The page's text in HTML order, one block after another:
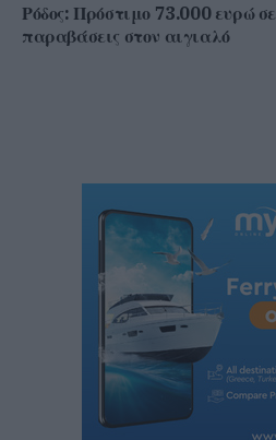
Ρόδος: Πρόστιμο 73.000 ευρώ
παραβάσεις στον αιγιαλό